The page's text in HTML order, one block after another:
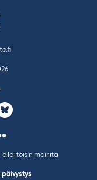
Bluesky
ellei toisin mainita
päivystys